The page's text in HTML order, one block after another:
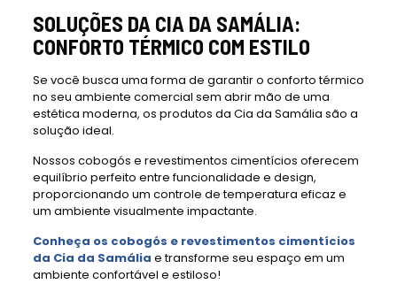
SOLUÇÕES DA CIA DA SAMÁLIA:
CONFORTO TÉRMICO COM ESTILO
Se você busca uma forma de garantir o conforto térmico
no seu ambiente comercial sem abrir mão de uma
estética moderna, os produtos da Cia da Samália são a
solução ideal.
Nossos cobogós e revestimentos cimentícios oferecem
equilíbrio perfeito entre funcionalidade e design,
proporcionando um controle de temperatura eficaz e
um ambiente visualmente impactante.
Conheça os cobogós e revestimentos cimentícios
da Cia da Samália e transforme seu espaço em um
ambiente confortável e estiloso!